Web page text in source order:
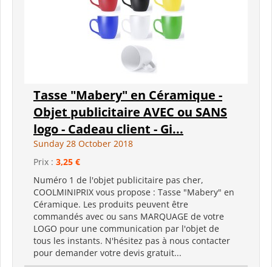
Tasse "Mabery" en Céramique -
Objet publicitaire AVEC ou SANS
logo - Cadeau client - Gi...
Sunday 28 October 2018
Prix : 3,25 €
Numéro 1 de l'objet publicitaire pas cher,
COOLMINIPRIX vous propose : Tasse "Mabery" en
Céramique. Les produits peuvent être
commandés avec ou sans MARQUAGE de votre
LOGO pour une communication par l'objet de
tous les instants. N'hésitez pas à nous contacter
pour demander votre devis gratuit...